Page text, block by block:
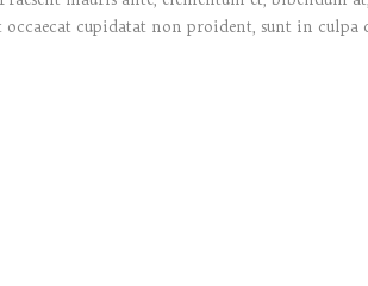
occaecat cupidatat non proident, sunt in